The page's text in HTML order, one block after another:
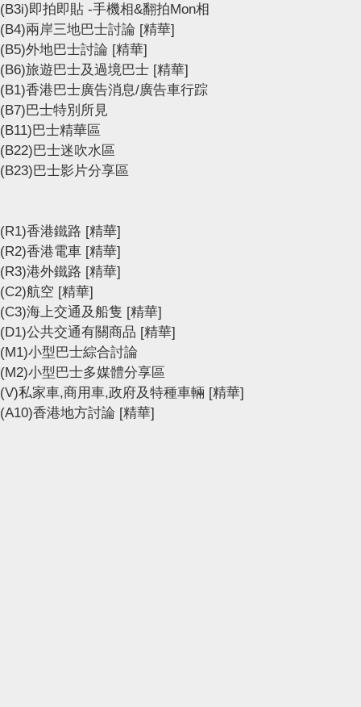
(B3i)即拍即貼 -手機相&翻拍Mon相
(B4)兩岸三地巴士討論 [精華]
(B5)外地巴士討論 [精華]
(B6)旅遊巴士及過境巴士 [精華]
(B1)香港巴士廣告消息/廣告車行踪
(B7)巴士特別所見
(B11)巴士精華區
(B22)巴士迷吹水區
(B23)巴士影片分享區
(R1)香港鐵路 [精華]
(R2)香港電車 [精華]
(R3)港外鐵路 [精華]
(C2)航空 [精華]
(C3)海上交通及船隻 [精華]
(D1)公共交通有關商品 [精華]
(M1)小型巴士綜合討論
(M2)小型巴士多媒體分享區
(V)私家車,商用車,政府及特種車輛 [精華]
(A10)香港地方討論 [精華]